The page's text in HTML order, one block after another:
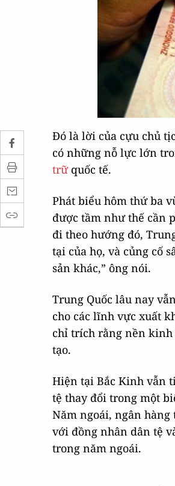
Đó là lời của cựu chủ
có những nỗ lực lớn
trữquốc tế.
Phát biểu hôm thứ ba
được tầm như thế cần
đi theo hướng đó,
tại của họ, và củng cố
sản khác,” ông nói.
Trung Quốc lâu nay
cho các lĩnh vực xuất
chỉ trích rằng nền
tạo.
Hiện tại Bắc Kinh vẫn
tệ thay đổi trong một
Năm ngoái, ngân
với đồng nhân dân tệ
trong năm ngoái.